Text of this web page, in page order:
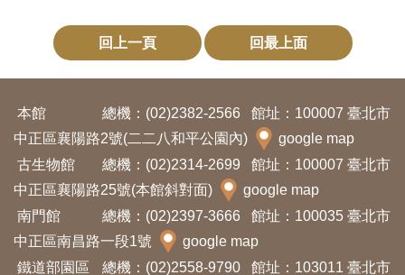
便
民
服
務
政
府
公
回上一頁 回最上面
本館 總機：(02)2382-2566
館址：100007 臺北市
中正區襄陽路2號(二二八和平公園內)
google map
古生物館
總機：(02)2314-2699
館址：100007 臺北市
中正區襄陽路25號(本館斜對面)
google map
南門館
總機：(02)2397-3666
館址：100035 臺北市
中正區南昌路一段1號
google map
鐵道部園區
總機：(02)2558-9790 館址：103011 臺北市